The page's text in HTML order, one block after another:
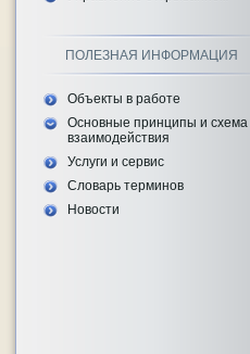
ПОЛЕЗНАЯ ИНФОРМАЦИЯ
Объекты в работе
Основные принципы и схема
взаимодействия
Услуги и сервис
Словарь терминов
Новости